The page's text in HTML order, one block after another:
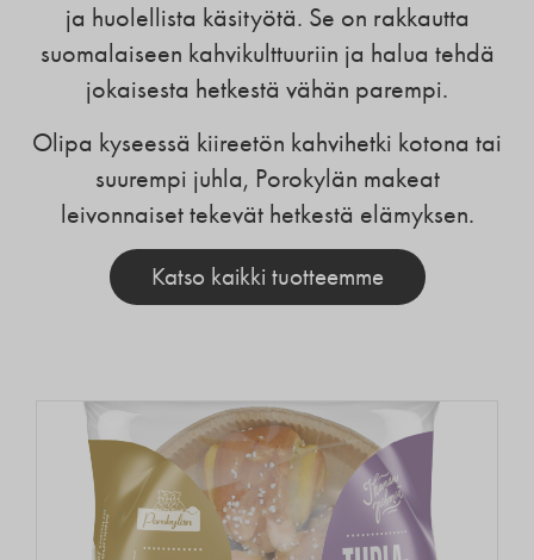
ja huolellista käsityötä. Se on rakkautta
suomalaiseen kahvikulttuuriin ja halua tehdä
jokaisesta hetkestä vähän parempi.
Olipa kyseessä kiireetön kahvihetki kotona tai
suurempi juhla, Porokylän makeat
leivonnaiset tekevät hetkestä elämyksen.
Katso kaikki tuotteemme